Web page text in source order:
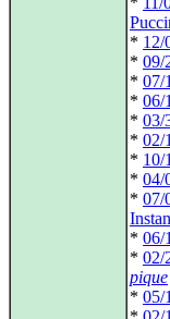
* 12/
* 09/
* 07/
* 06/
* 03/
* 02/
* 10/
* 04/
* 07/
* 06/
* 02/
pique
* 05/